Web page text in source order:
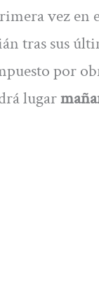
vez
tras sus
por
lugar